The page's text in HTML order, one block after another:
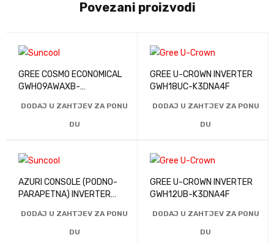
Povezani proizvodi
GREE COSMO ECONOMICAL
GWH09AWAXB-
-K6DNA1B/O
DODAJ U ZAHTJEV ZA PONU
DU
GREE U-CROWN INVERTER
GWH18UC-K3DNA4F
DODAJ U ZAHTJEV ZA PONU
DU
AZURI CONSOLE (PODNO-
PARAPETNA) INVERTER
DODAJ U ZAHTJEV ZA PONU
DU
GREE U-CROWN INVERTER
GWH12UB-K3DNA4F
DODAJ U ZAHTJEV ZA PONU
DU